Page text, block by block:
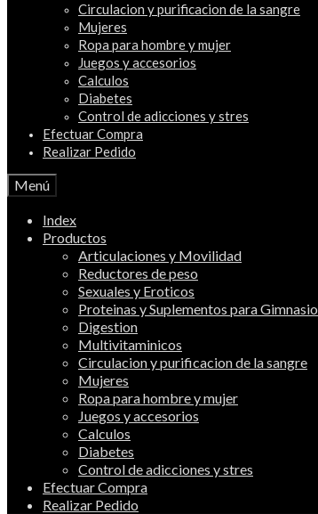
Circulacion y purificacion de la sangre
Mujeres
Ropa para hombre y mujer
Juegos y accesorios
Calculos
Diabetes
Control de adicciones y stres
Efectuar Compra
Realizar Pedido
Menú
Index
Productos
Articulaciones y Movilidad
Reductores de peso
Sexuales y Eroticos
Proteinas y Suplementos para Gimnasio
Digestion
Multivitaminicos
Circulacion y purificacion de la sangre
Mujeres
Ropa para hombre y mujer
Juegos y accesorios
Calculos
Diabetes
Control de adicciones y stres
Efectuar Compra
Realizar Pedido